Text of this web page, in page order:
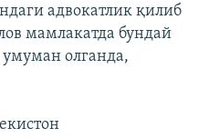
адвокатлик қилиб
мамлакатда бундай
олганда,